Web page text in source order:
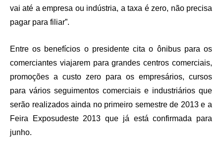
vai até a empresa ou indústria, a taxa é zero, não precisa
pagar para filiar”.
Entre os benefícios o presidente cita o ônibus para os
comerciantes viajarem para grandes centros comerciais,
promoções a custo zero para os empresários, cursos
para vários seguimentos comerciais e industriários que
serão realizados ainda no primeiro semestre de 2013 e a
Feira Exposudeste 2013 que já está confirmada para
junho.